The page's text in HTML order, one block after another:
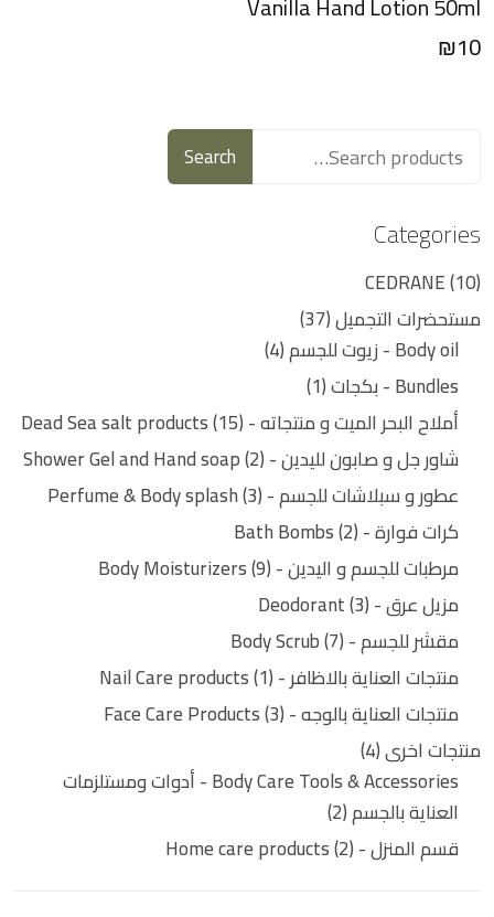
₪10
Search
Categories
CEDRANE 10
مستحضرات التجميل 37
Body oil - زيوت للجسم
4
Bundles - بكجات
1
أملاح البحر الميت و منتجاته - Dead Sea salt products 15
شاور جل و صابون لليدين - Shower Gel and Hand soap 2
عطور و سبلاشات للجسم - Perfume & Body splash 3
كرات فوارة - Bath Bombs 2
مرطبات للجسم و اليدين - Body Moisturizers 9
مزيل عرق - Deodorant 3
مقشر للجسم - Body Scrub 7
منتجات العناية بالاظافر - Nail Care products 1
منتجات العناية بالوجه - Face Care Products 3
منتجات اخرى 4
Body Care Tools & Accessories - أدوات ومستلزمات
العناية بالجسم 2
قسم المنزل - Home care products 2